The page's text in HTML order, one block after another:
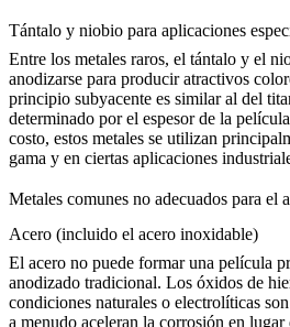
Tántalo y niobio para aplicaciones
Entre los metales raros, el tántalo y el
anodizarse para producir atractivos
principio subyacente es similar al del
determinado por el espesor de la
costo, estos metales se utilizan
gama y en ciertas aplicaciones
Metales comunes no adecuados para el
Acero (incluido el acero inoxidable)
El acero no puede formar una película
anodizado tradicional. Los óxidos de
condiciones naturales o electrolíticas
a menudo aceleran la corrosión en lugar